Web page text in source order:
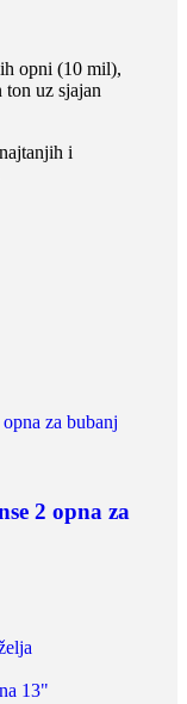
opni (10 mil),
ton uz sjajan
i
2 opna za